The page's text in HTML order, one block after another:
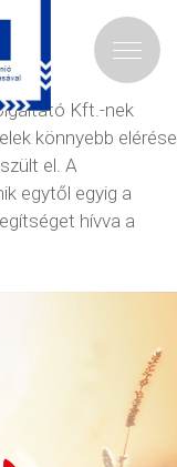
Kft.-nek
könnyebb elérése
el. A
egytől egyig a
hívva a